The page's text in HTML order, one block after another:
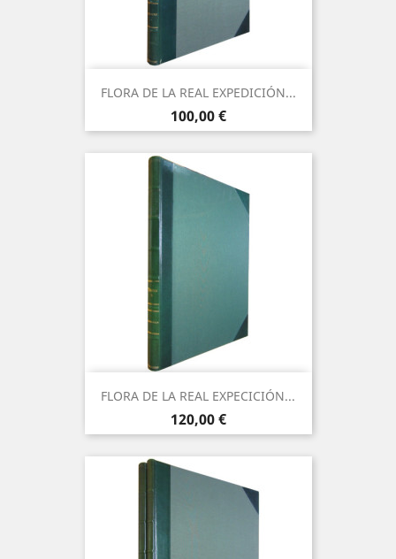
FLORA DE LA REAL EXPEDICIÓN...
Precio
100,00 €
FLORA DE LA REAL EXPECICIÓN...
Precio
120,00 €